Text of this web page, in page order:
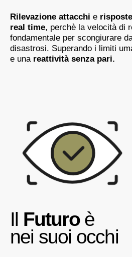
Rilevazione attacchi e
real time, perchè la velocità di
fondamentale per scongiurare
disastrosi. Superando i limiti
e una reattività senza pari.
Il Futuroè
nei suoi occhi